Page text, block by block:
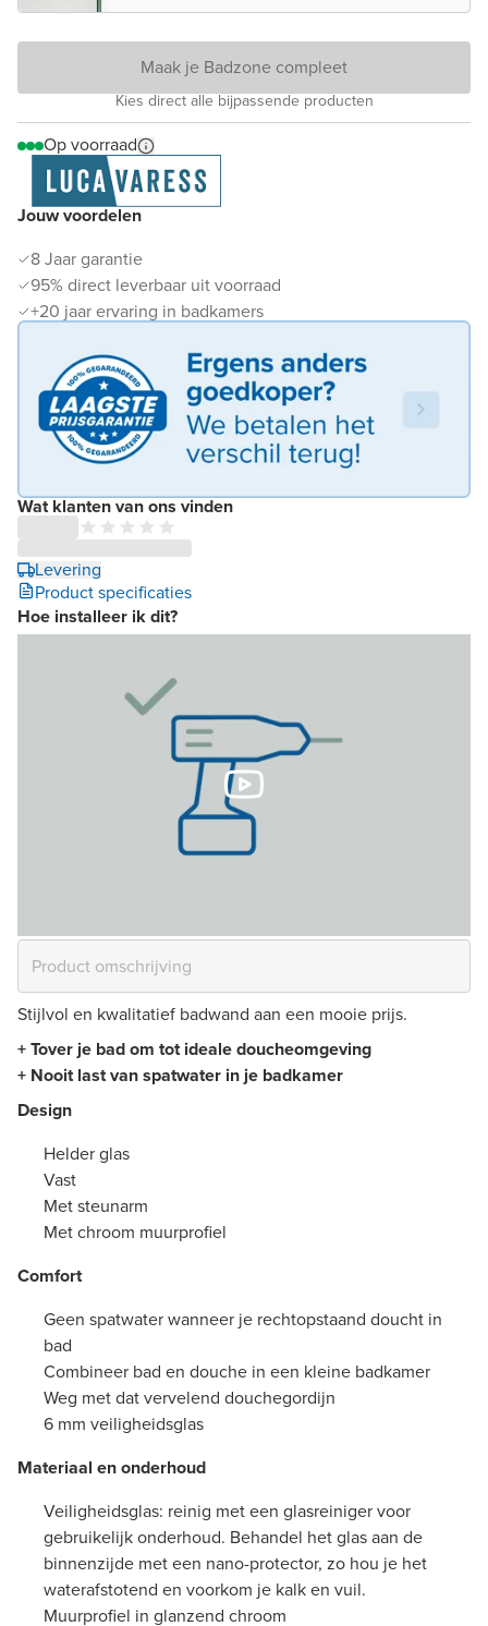
Jouw voordelen
8 Jaar garantie
95% direct leverbaar uit voorraad
+20 jaar ervaring in badkamers
Wat klanten van ons vinden
Levering
Product specificaties
Hoe installeer ik dit?
Maak je Badzone compleet
Kies direct alle bijpassende producten
Op voorraad
Stijlvol en kwalitatief badwand aan een mooie prijs.
+ Tover je bad om tot ideale doucheomgeving
+ Nooit last van spatwater in je badkamer
Design
Helder glas
Vast
Met steunarm
Met chroom muurprofiel
Comfort
Geen spatwater wanneer je rechtopstaand doucht in
bad
Combineer bad en douche in een kleine badkamer
Weg met dat vervelend douchegordijn
6 mm veiligheidsglas
Materiaal en onderhoud
Veiligheidsglas: reinig met een glasreiniger voor
gebruikelijk onderhoud. Behandel het glas aan de
binnenzijde met een nano-protector, zo hou je het
waterafstotend en voorkom je kalk en vuil.
Muurprofiel in glanzend chroom